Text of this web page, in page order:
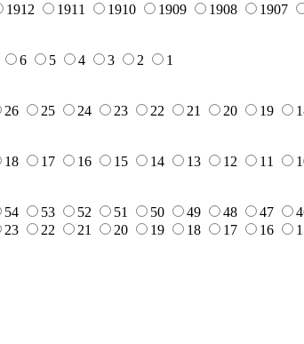
1912 1911 1910 1909 1908 1907
6 5 4 3 2 1
26 25 24 23 22 21 20 19
18 17 16 15 14 13 12 11
54 53 52 51 50 49 48 47
23 22 21 20 19 18 17 16